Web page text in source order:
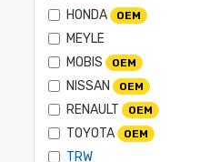
HONDA
OEM
MEYLE
MOBIS
OEM
NISSAN OEM
RENAULT OEM
TOYOTA OEM
TRW